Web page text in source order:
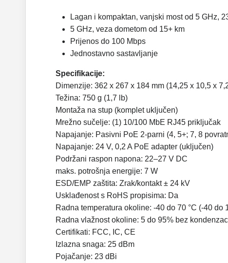
Lagan i kompaktan, vanjski most od 5 GHz,
5 GHz, veza dometom od 15+ km
Prijenos do 100 Mbps
Jednostavno sastavljanje
Specifikacije:
Dimenzije: 362 x 267 x 184 mm (14,25 x 10,5 x
Težina: 750 g (1,7 lb)
Montaža na stup (komplet uključen)
Mrežno sučelje: (1) 10/100 MbE RJ45 priključak
Napajanje: Pasivni PoE 2-parni (4, 5+; 7, 8
Napajanje: 24 V, 0,2 A PoE adapter (uključen)
Podržani raspon napona: 22–27 V DC
maks. potrošnja energije: 7 W
ESD/EMP zaštita: Zrak/kontakt ± 24 kV
Usklađenost s RoHS propisima: Da
Radna temperatura okoline: -40 do 70 °C (-40 do
Radna vlažnost okoline: 5 do 95% bez
Certifikati: FCC, IC, CE
Izlazna snaga: 25 dBm
Pojačanje: 23 dBi